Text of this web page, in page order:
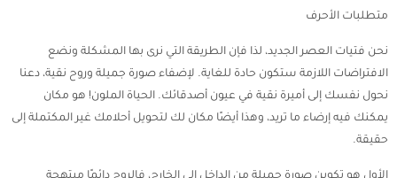
متطلبات الأحرف
نحن فتيات العصر الجديد، لذا فإن الطريقة التي نرى بها المشكلة ونضع
الافتراضات اللازمة ستكون حادة للغاية. لإضفاء صورة جميلة وروح نقية، دعنا
نحول نفسك إلى أميرة نقية في عيون أصدقائك. الحياة الملون! هو مكان
يمكنك فيه إرضاء ما تريد، وهذا أيضًا مكان لك لتحويل أحلامك غير المكتملة إلى
حقيقة.